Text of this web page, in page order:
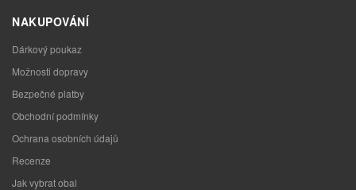
NAKUPOVÁNÍ
Dárkový poukaz
Možnosti dopravy
Bezpečné platby
Obchodní podmínky
Ochrana osobních údajů
Recenze
Jak vybrat obal